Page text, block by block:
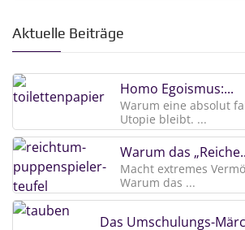
Aktuelle Beiträge
Homo Egoismus:...
Warum eine absolut
Utopie bleibt. ...
Warum das
Macht extremes
Warum das ...
Das Umschulungs-